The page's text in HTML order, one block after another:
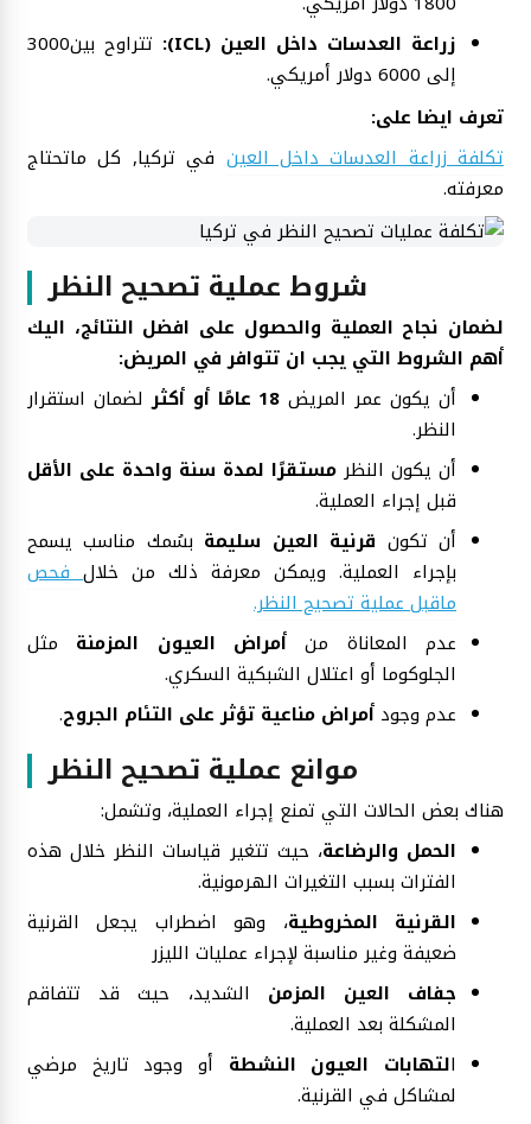
زراعة العدسات داخل العين (ICL):
تتراوح بين3000
إلى 6000 دولار أمريكي.
تعرف ايضا على:
تكلفة زراعة العدسات داخل العين في تركيا, كل ماتحتاج
معرفته.
شروط عملية تصحيح النظر
لضمان نجاح العملية والحصول على افضل النتائج، اليك
أهم الشروط التي يجب ان تتوافر في المريض:
أن يكون عمر المريض 18 عامًا أو أكثر
لضمان استقرار
النظر.
أن يكون النظر مستقرًا لمدة سنة واحدة على الأقل
قبل إجراء العملية.
أن تكون قرنية العين سليمة بسُمك مناسب يسمح
بإجراء العملية. ويمكن معرفة ذلك من خلال فحص
ماقبل عملية تصحيح النظر.
عدم المعاناة من أمراض العيون المزمنة مثل
الجلوكوما أو اعتلال الشبكية السكري.
عدم وجود أمراض مناعية تؤثر على التئام الجروح.
موانع عملية تصحيح النظر
هناك بعض الحالات التي تمنع إجراء العملية، وتشمل:
الحمل والرضاعة، حيث تتغير قياسات النظر خلال هذه
الفترات بسبب التغيرات الهرمونية.
القرنية المخروطية، وهو اضطراب يجعل القرنية
ضعيفة وغير مناسبة لإجراء عمليات الليزر
جفاف العين المزمن الشديد، حيث قد تتفاقم
المشكلة بعد العملية.
التهابات العيون النشطة أو وجود تاريخ مرضي
لمشاكل في القرنية.